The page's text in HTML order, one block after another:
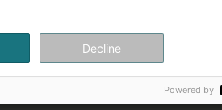
Decline
Powered by